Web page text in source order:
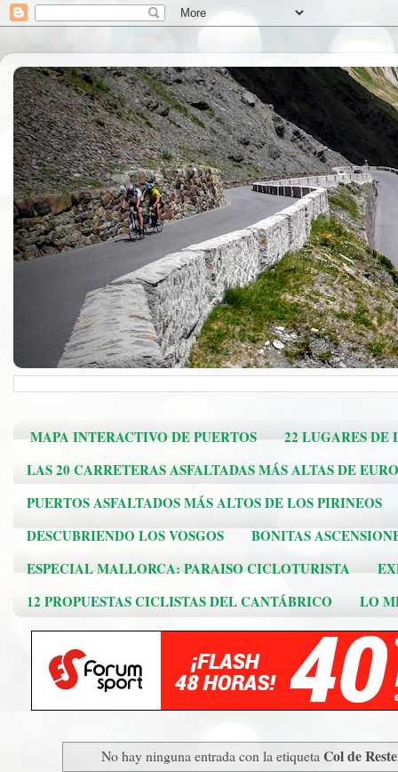
MAPA INTERACTIVO DE PUERTOS
22 LUGARES DE
LAS 20 CARRETERAS ASFALTADAS MÁS ALTAS DE
PUERTOS ASFALTADOS MÁS ALTOS DE LOS PIRINEOS
DESCUBRIENDO LOS VOSGOS
BONITAS
ESPECIAL MALLORCA: PARAISO CICLOTURISTA
12 PROPUESTAS CICLISTAS DEL CANTÁBRICO
LO
No hay ninguna entrada con la etiquetaCol de